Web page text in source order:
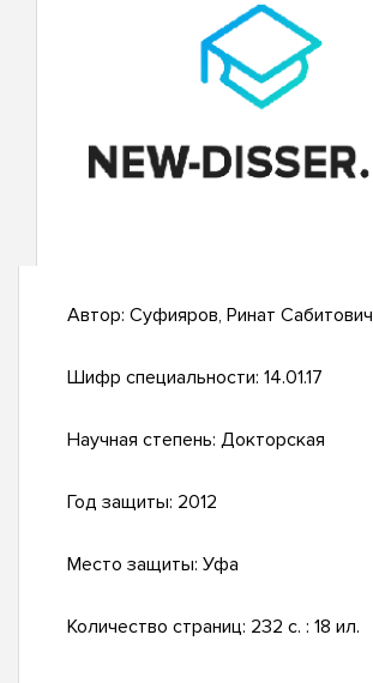
Автор: Суфияров, Ринат Сабитович
Шифр специальности: 14.01.17
Научная степень: Докторская
Год защиты: 2012
Место защиты: Уфа
Количество страниц: 232 с. : 18 ил.